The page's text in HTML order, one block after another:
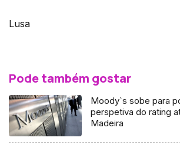
Lusa
Pode também gostar
Moody`s sobe para
perspetiva do rating
Madeira